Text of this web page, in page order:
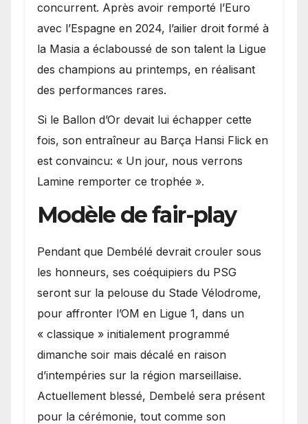
concurrent. Après avoir remporté l’Euro
avec l’Espagne en 2024, l’ailier droit formé à
la Masia a éclaboussé de son talent la Ligue
des champions au printemps, en réalisant
des performances rares.
Si le Ballon d’Or devait lui échapper cette
fois, son entraîneur au Barça Hansi Flick en
est convaincu: « Un jour, nous verrons
Lamine remporter ce trophée ».
Modèle de fair-play
Pendant que Dembélé devrait crouler sous
les honneurs, ses coéquipiers du PSG
seront sur la pelouse du Stade Vélodrome,
pour affronter l’OM en Ligue 1, dans un
« classique » initialement programmé
dimanche soir mais décalé en raison
d’intempéries sur la région marseillaise.
Actuellement blessé, Dembelé sera présent
pour la cérémonie, tout comme son